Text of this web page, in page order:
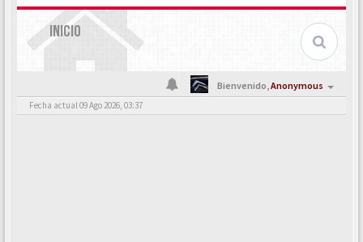
INICIO
Bienvenido,Anonymous
Fecha actual 09 Ago 2026, 03:37